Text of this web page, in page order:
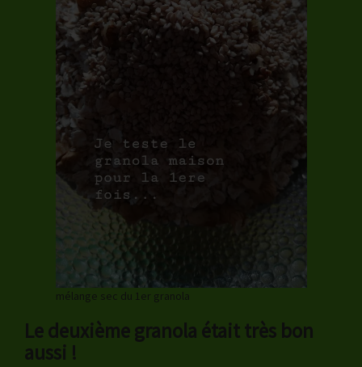
mélange sec du 1er granola
Le deuxième granola était très bon
aussi !